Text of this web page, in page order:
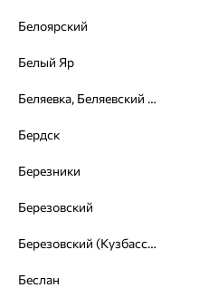
агат/друза агата,
Kabarovsky
Белоярский
Белый Яр
Беляевка, Беляевский р-он
Бердск
Березники
Березовский
Березовский (Кузбасс), Берёзовский г/о
Беслан